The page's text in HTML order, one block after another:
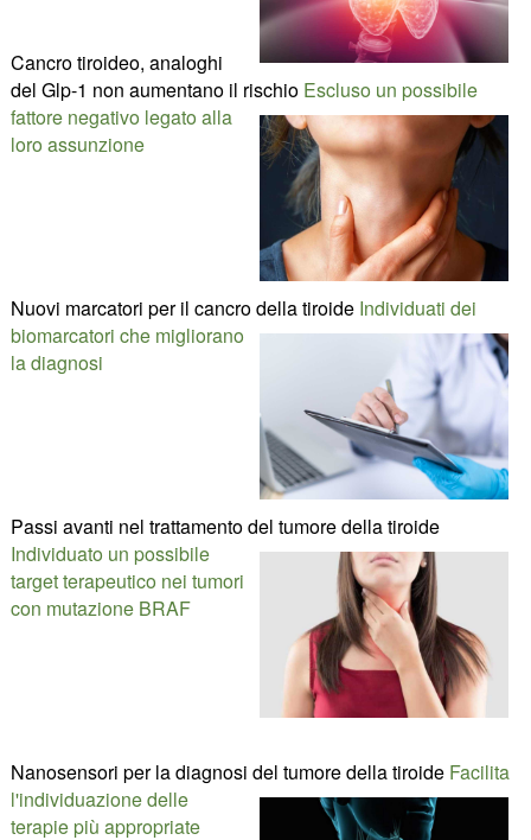
Cancro tiroideo, analoghi
del Glp-1 non aumentano il rischio Escluso un possibile
fattore negativo legato alla
loro assunzione
Nuovi marcatori per il cancro della tiroide Individuati dei
biomarcatori che migliorano
la diagnosi
Passi avanti nel trattamento del tumore della tiroide
Individuato un possibile
target terapeutico nei tumori
con mutazione BRAF
Nanosensori per la diagnosi del tumore della tiroide Facilita
l'individuazione delle
terapie più appropriate